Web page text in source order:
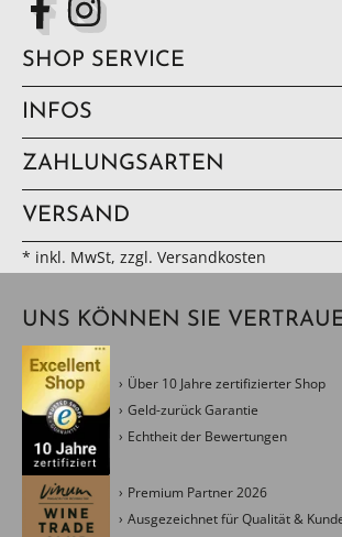
SHOP SERVICE
INFOS
ZAHLUNGSARTEN
VERSAND
* inkl. MwSt, zzgl. Versandkosten
UNS KÖNNEN SIE
Über 10 Jahre zertifizierter Shop
Geld-zurück Garantie
Echtheit der Bewertungen
Premium Partner 2026
Ausgezeichnet für Qualität &